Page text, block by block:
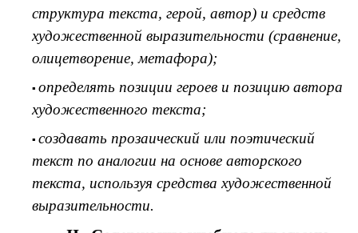
структура текста, герой, автор) и средств
художественной выразительности (сравнение,
олицетворение, метафора);
определять позиции героев и позицию автора
художественного текста;
создавать прозаический или поэтический
текст по аналогии на основе авторского
текста, используя средства художественной
выразительности.